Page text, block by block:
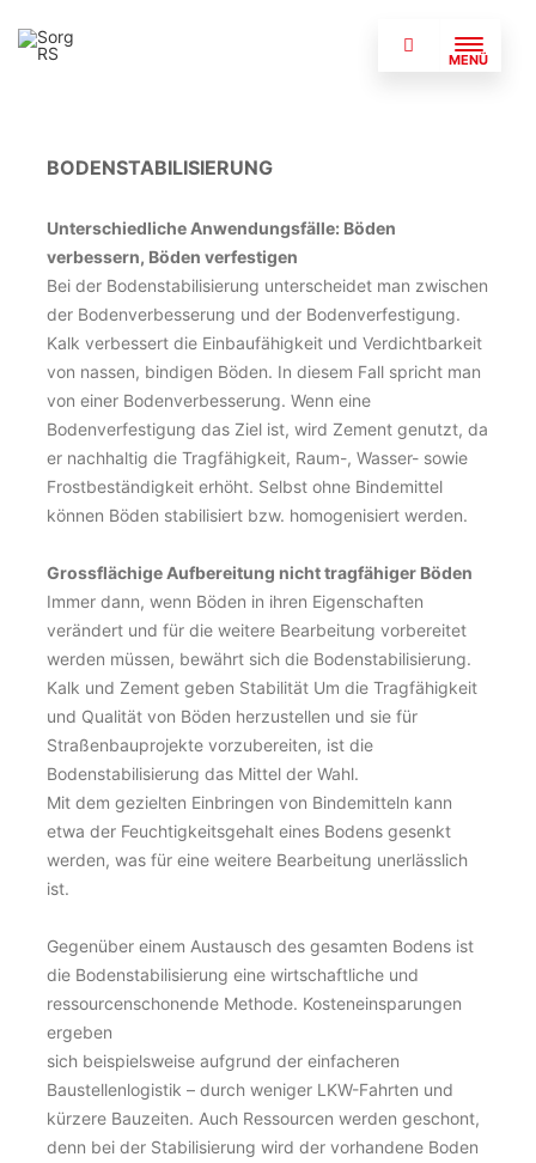
MENÜ
BODENSTABILISIERUNG
Unterschiedliche Anwendungsfälle: Böden
verbessern, Böden verfestigen
Bei der Bodenstabilisierung unterscheidet man zwischen
der Bodenverbesserung und der Bodenverfestigung.
Kalk verbessert die Einbaufähigkeit und Verdichtbarkeit
von nassen, bindigen Böden. In diesem Fall spricht man
von einer Bodenverbesserung. Wenn eine
Bodenverfestigung das Ziel ist, wird Zement genutzt, da
er nachhaltig die Tragfähigkeit, Raum-, Wasser- sowie
Frostbeständigkeit erhöht. Selbst ohne Bindemittel
können Böden stabilisiert bzw. homogenisiert werden.
Grossflächige Aufbereitung nicht tragfähiger Böden
Immer dann, wenn Böden in ihren Eigenschaften
verändert und für die weitere Bearbeitung vorbereitet
werden müssen, bewährt sich die Bodenstabilisierung.
Kalk und Zement geben Stabilität Um die Tragfähigkeit
und Qualität von Böden herzustellen und sie für
Straßenbauprojekte vorzubereiten, ist die
Bodenstabilisierung das Mittel der Wahl.
Mit dem gezielten Einbringen von Bindemitteln kann
etwa der Feuchtigkeitsgehalt eines Bodens gesenkt
werden, was für eine weitere Bearbeitung unerlässlich
ist.
Gegenüber einem Austausch des gesamten Bodens ist
die Bodenstabilisierung eine wirtschaftliche und
ressourcenschonende Methode. Kosteneinsparungen
ergeben
sich beispielsweise aufgrund der einfacheren
Baustellenlogistik – durch weniger LKW-Fahrten und
kürzere Bauzeiten. Auch Ressourcen werden geschont,
denn bei der Stabilisierung wird der vorhandene Boden